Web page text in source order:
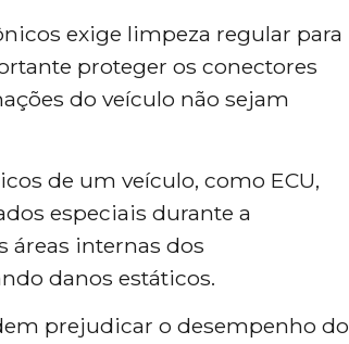
exige limpeza regular para
proteger os conectores
do veículo não sejam
de um veículo, como ECU,
especiais durante a
áreas internas dos
danos estáticos.
prejudicar o desempenho do